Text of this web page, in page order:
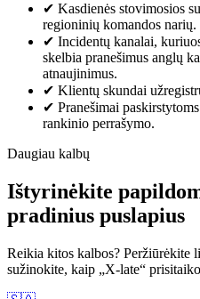
✔ Kasdienės stovimosios
regioninių komandos narių.
✔ Incidentų kanalai,
skelbia pranešimus anglų
atnaujinimus.
✔ Klientų skundai
✔ Pranešimai
rankinio perrašymo.
Daugiau kalbų
Ištyrinėkite
pradinius puslapius
Reikia kitos kalbos? Peržiūrėkite
sužinokite, kaip „X-late“